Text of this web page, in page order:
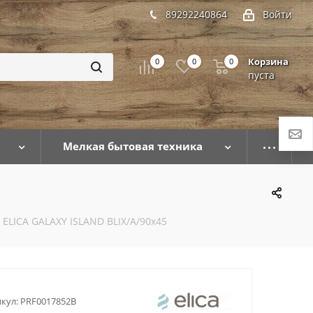
Войти
89292240864
0 0 Корзина
пуста
0
Мелкая бытовая техника
GALAXY ISLAND BLIX/A/90x45
PRF0017852B